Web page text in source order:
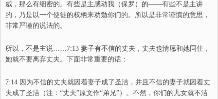
威，那么有细密的。有些是主感动我（保罗）的——有些不是主讲
的，乃是以一个使徒的权柄来劝勉你们的。所以是非常谨慎的意思，
非常严谨的说法的。
所以，不是主说……7:13 妻子有不信的丈夫，丈夫也情愿和她同住，
她就不要离弃丈夫。 下面非常重要的话：
7:14 因为不信的丈夫就因着妻子成了圣洁，并且不信的妻子就因着丈
夫成了圣洁（注：“丈夫”原文作“弟兄”）。不然，你们的儿女就不洁